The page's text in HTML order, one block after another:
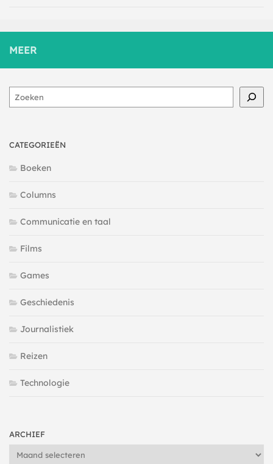
MEER
Zoeken
CATEGORIEËN
Boeken
Columns
Communicatie en taal
Films
Games
Geschiedenis
Journalistiek
Reizen
Technologie
ARCHIEF
Archief